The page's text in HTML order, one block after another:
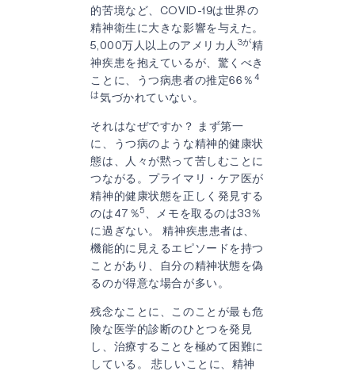
的苦境など、COVID-19は世界の
精神衛生に大きな影響を与えた。
5,000万人以上のアメリカ人 3が精
神疾患を抱えているが、驚くべき
ことに、うつ病患者の推定66％ 4
は気づかれていない。
それはなぜですか？ まず第一
に、うつ病のような精神的健康状
態は、人々が黙って苦しむことに
つながる。プライマリ・ケア医が
精神的健康状態を正しく発見する
のは47％5
、メモを取るのは33％
に過ぎない。 精神疾患患者は、
機能的に見えるエピソードを持つ
ことがあり、自分の精神状態を偽
るのが得意な場合が多い。
残念なことに、このことが最も危
険な医学的診断のひとつを発見
し、治療することを極めて困難に
している。 悲しいことに、精神